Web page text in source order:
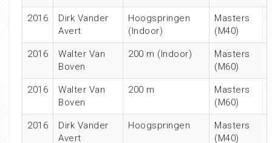
2016
Dirk Vander
Avert
Hoogspringen
(Indoor)
Masters
(M40)
2016
Walter Van
Boven
200 m (Indoor)
Masters
(M60)
2016
Walter Van
Boven
200 m
Masters
(M60)
2016
Dirk Vander
Avert
Hoogspringen
Masters
(M40)